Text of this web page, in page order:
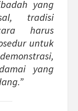
yang
tradisi
harus
untuk
yang